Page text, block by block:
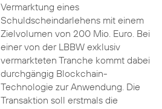
Vermarktung eines
Schuldscheindarlehens mit einem
Zielvolumen von 200 Mio. Euro. Bei
einer von der LBBW exklusiv
vermarkteten Tranche kommt dabei
durchgängig Blockchain-
Technologie zur Anwendung. Die
Transaktion soll erstmals die